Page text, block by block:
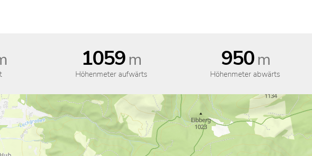
1059m
Höhenmeter aufwärts
950m
Höhenmeter abwärts